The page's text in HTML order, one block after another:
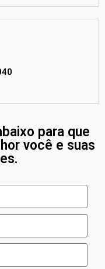
para que
você e suas